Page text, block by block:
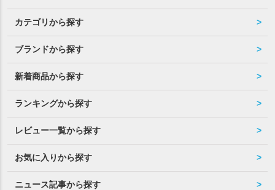
カテゴリから探す
ブランドから探す
新着商品から探す
ランキングから探す
レビュー一覧から探す
お気に入りから探す
ニュース記事から探す